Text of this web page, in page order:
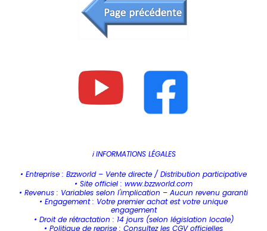
ℹ️ INFORMATIONS LÉGALES
• Entreprise : Bzzworld – Vente directe / Distribution participative
• Site officiel : www.bzzworld.com
• Revenus : Variables selon l'implication – Aucun revenu garanti
• Engagement : Votre premier achat est votre unique
engagement
• Droit de rétractation : 14 jours (selon législation locale)
• Politique de reprise : Consultez les CGV officielles